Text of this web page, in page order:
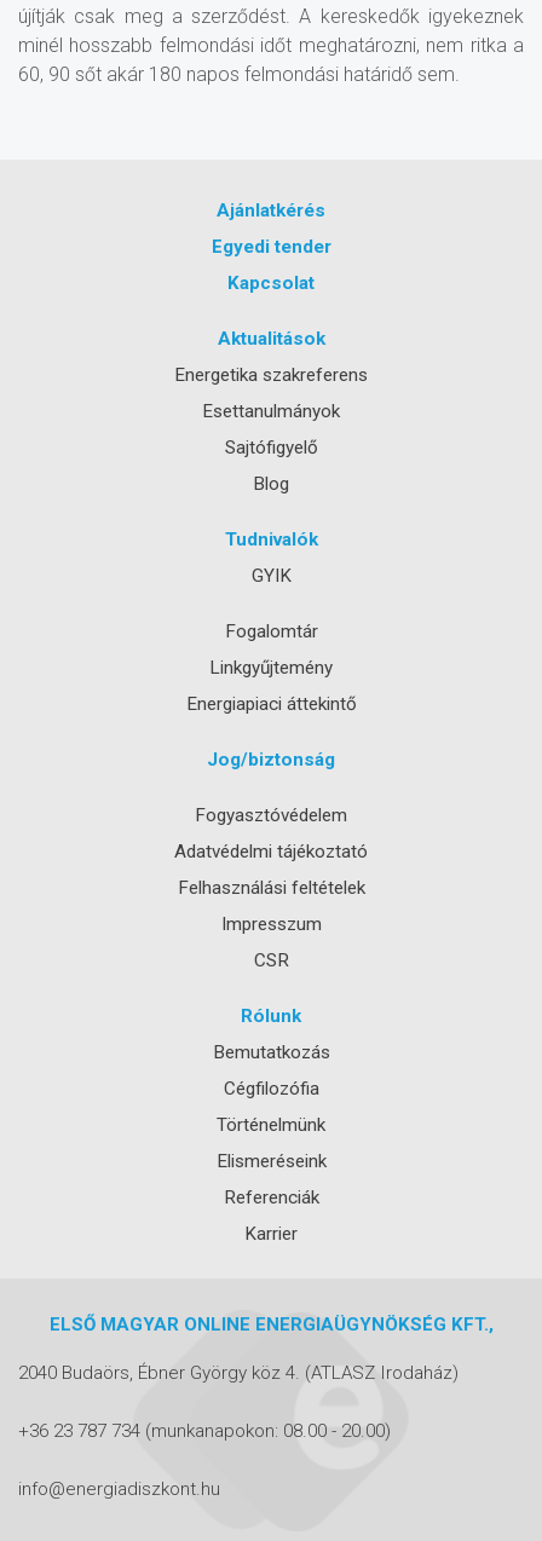
újítják csak meg a szerződést. A kereskedők igyekeznek
minél hosszabb felmondási időt meghatározni, nem ritka a
60, 90 sőt akár 180 napos felmondási határidő sem.
Ajánlatkérés
Egyedi tender
Kapcsolat
Aktualitások
Energetika szakreferens
Esettanulmányok
Sajtófigyelő
Blog
Tudnivalók
GYIK
Fogalomtár
Linkgyűjtemény
Energiapiaci áttekintő
Jog/biztonság
Fogyasztóvédelem
Adatvédelmi tájékoztató
Felhasználási feltételek
Impresszum
CSR
Rólunk
Bemutatkozás
Cégfilozófia
Történelmünk
Elismeréseink
Referenciák
Karrier
ELSŐ MAGYAR ONLINE ENERGIAÜGYNÖKSÉG KFT.,
2040 Budaörs, Ébner György köz 4. (ATLASZ Irodaház)
+36 23 787 734 (munkanapokon: 08.00 - 20.00)
info@energiadiszkont.hu